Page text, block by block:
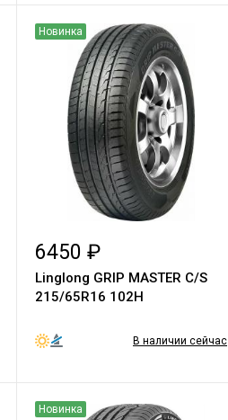
Новинка
6450 ₽
Linglong GRIP MASTER C/S
215/65R16 102H
В наличии сейчас
Новинка